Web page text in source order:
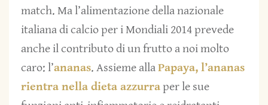
match. Ma l’alimentazione della nazionale
italiana di calcio per i Mondiali 2014 prevede
anche il contributo di un frutto a noi molto
caro: l’ananas. Assieme allaPapaya, l’ananas
rientra nella dieta azzurraper le sue